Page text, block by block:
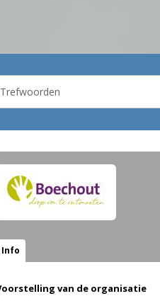
Info
van de organisatie